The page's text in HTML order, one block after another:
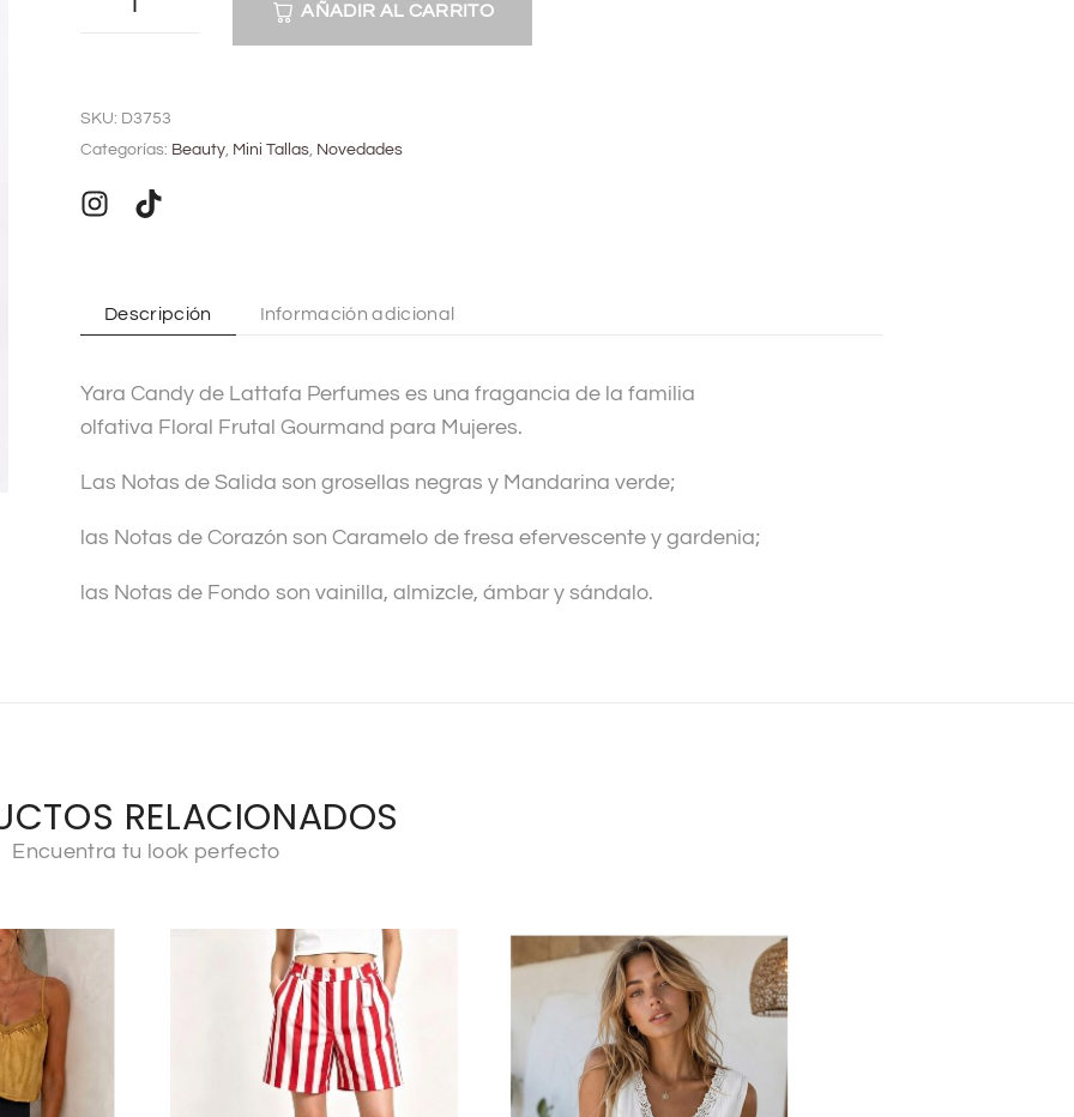
AÑADIR AL CARRITO
t
r
i
e
:
SKU: D3753
Categorías: Beauty, Mini Tallas, Novedades
Descripción Información adicional
Yara Candy de Lattafa Perfumes es una fragancia de la familia
olfativa Floral Frutal Gourmand para Mujeres.
Las Notas de Salida son grosellas negras y Mandarina verde;
las Notas de Corazón son Caramelo de fresa efervescente y gardenia;
las Notas de Fondo son vainilla, almizcle, ámbar y sándalo.
RELACIONADOS
Encuentra tu look perfecto